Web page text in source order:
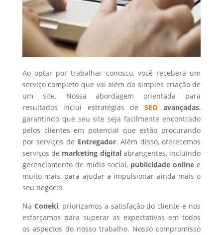
Ao optar por trabalhar conosco, você receberá um
serviço completo que vai além da simples criação de
um site. Nossa abordagem orientada para
resultados inclui estratégias de SEOavançadas,
garantindo que seu site seja facilmente encontrado
pelos clientes em potencial que estão procurando
por serviços de Entregador. Além disso, oferecemos
serviços de marketing digital abrangentes, incluindo
gerenciamento de mídia social, publicidade online e
muito mais, para ajudar a impulsionar ainda mais o
seu negócio.
Na Coneki, priorizamos a satisfação do cliente e nos
esforçamos para superar as expectativas em todos
os aspectos do nosso trabalho. Nosso compromisso